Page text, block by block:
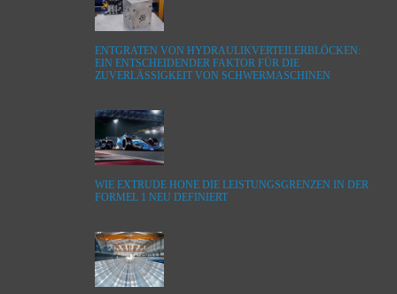
ENTGRATEN VON HYDRAULIKVERTEILERBLÖCKEN:
EIN ENTSCHEIDENDER FAKTOR FÜR DIE
ZUVERLÄSSIGKEIT VON SCHWERMASCHINEN
WIE EXTRUDE HONE DIE LEISTUNGSGRENZEN IN DER
FORMEL 1 NEU DEFINIERT